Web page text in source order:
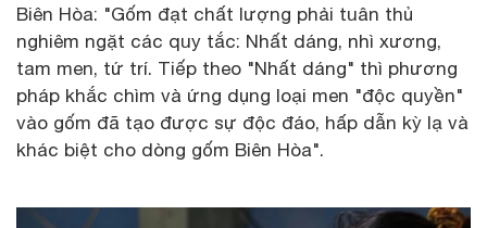
Biên Hòa: "Gốm đạt chất lượng phải tuân thủ
nghiêm ngặt các quy tắc: Nhất dáng, nhì xương,
tam men, tứ trí. Tiếp theo "Nhất dáng" thì phương
pháp khắc chìm và ứng dụng loại men "độc quyền"
vào gốm đã tạo được sự độc đáo, hấp dẫn kỳ lạ và
khác biệt cho dòng gốm Biên Hòa".